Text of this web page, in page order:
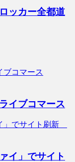
ッカー全都道
イブコマース
イ」でサイト